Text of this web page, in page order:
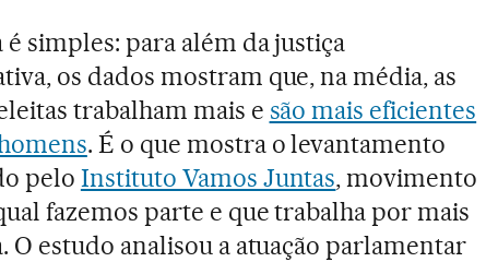
é simples: para além da justiça
os dados mostram que, na média, as
trabalham mais e são mais eficientes
. É o que mostra o levantamento
pelo Instituto Vamos Juntas, movimento
fazemos parte e que trabalha por mais
O estudo analisou a atuação parlamentar